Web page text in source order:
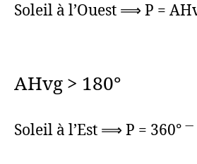
Soleil à l’Ouest ⟹ P =
AHvg > 180°
Soleil à l’Est ⟹ P = 360°